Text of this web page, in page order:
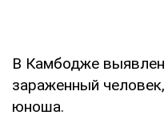
В Камбодже
зараженный
юноша.